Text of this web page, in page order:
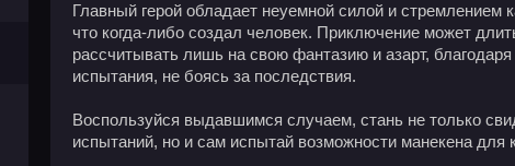
Главный герой обладает неуемной силой и стремлением
что когда-либо создал человек. Приключение может
рассчитывать лишь на свою фантазию и азарт,
испытания, не боясь за последствия.
Воспользуйся выдавшимся случаем, стань не только
испытаний, но и сам испытай возможности манекена для